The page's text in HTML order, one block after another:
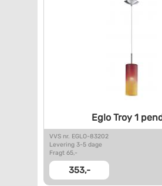
Eglo Troy 1
VVS nr. EGLO-83202
Levering 3-5 dage
Fragt 65,-
353,-